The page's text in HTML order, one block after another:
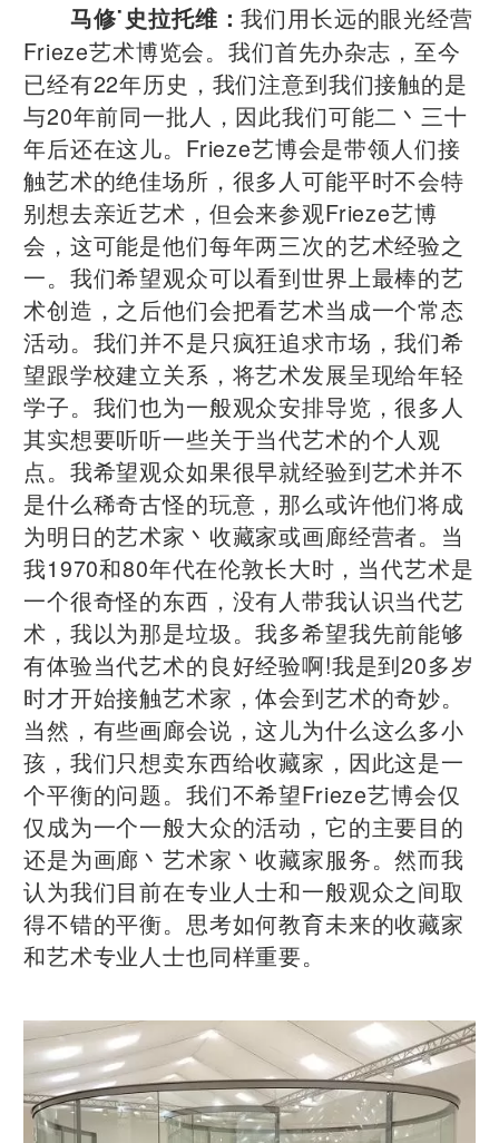
马修˙史拉托维：我们用长远的眼光经营
Frieze艺术博览会。我们首先办杂志，至今
已经有22年历史，我们注意到我们接触的是
与20年前同一批人，因此我们可能二丶三十
年后还在这儿。Frieze艺博会是带领人们接
触艺术的绝佳场所，很多人可能平时不会特
别想去亲近艺术，但会来参观Frieze艺博
会，这可能是他们每年两三次的艺术经验之
一。我们希望观众可以看到世界上最棒的艺
术创造，之后他们会把看艺术当成一个常态
活动。我们并不是只疯狂追求市场，我们希
望跟学校建立关系，将艺术发展呈现给年轻
学子。我们也为一般观众安排导览，很多人
其实想要听听一些关于当代艺术的个人观
点。我希望观众如果很早就经验到艺术并不
是什么稀奇古怪的玩意，那么或许他们将成
为明日的艺术家丶收藏家或画廊经营者。当
我1970和80年代在伦敦长大时，当代艺术是
一个很奇怪的东西，没有人带我认识当代艺
术，我以为那是垃圾。我多希望我先前能够
有体验当代艺术的良好经验啊!我是到20多岁
时才开始接触艺术家，体会到艺术的奇妙。
当然，有些画廊会说，这儿为什么这么多小
孩，我们只想卖东西给收藏家，因此这是一
个平衡的问题。我们不希望Frieze艺博会仅
仅成为一个一般大众的活动，它的主要目的
还是为画廊丶艺术家丶收藏家服务。然而我
认为我们目前在专业人士和一般观众之间取
得不错的平衡。思考如何教育未来的收藏家
和艺术专业人士也同样重要。